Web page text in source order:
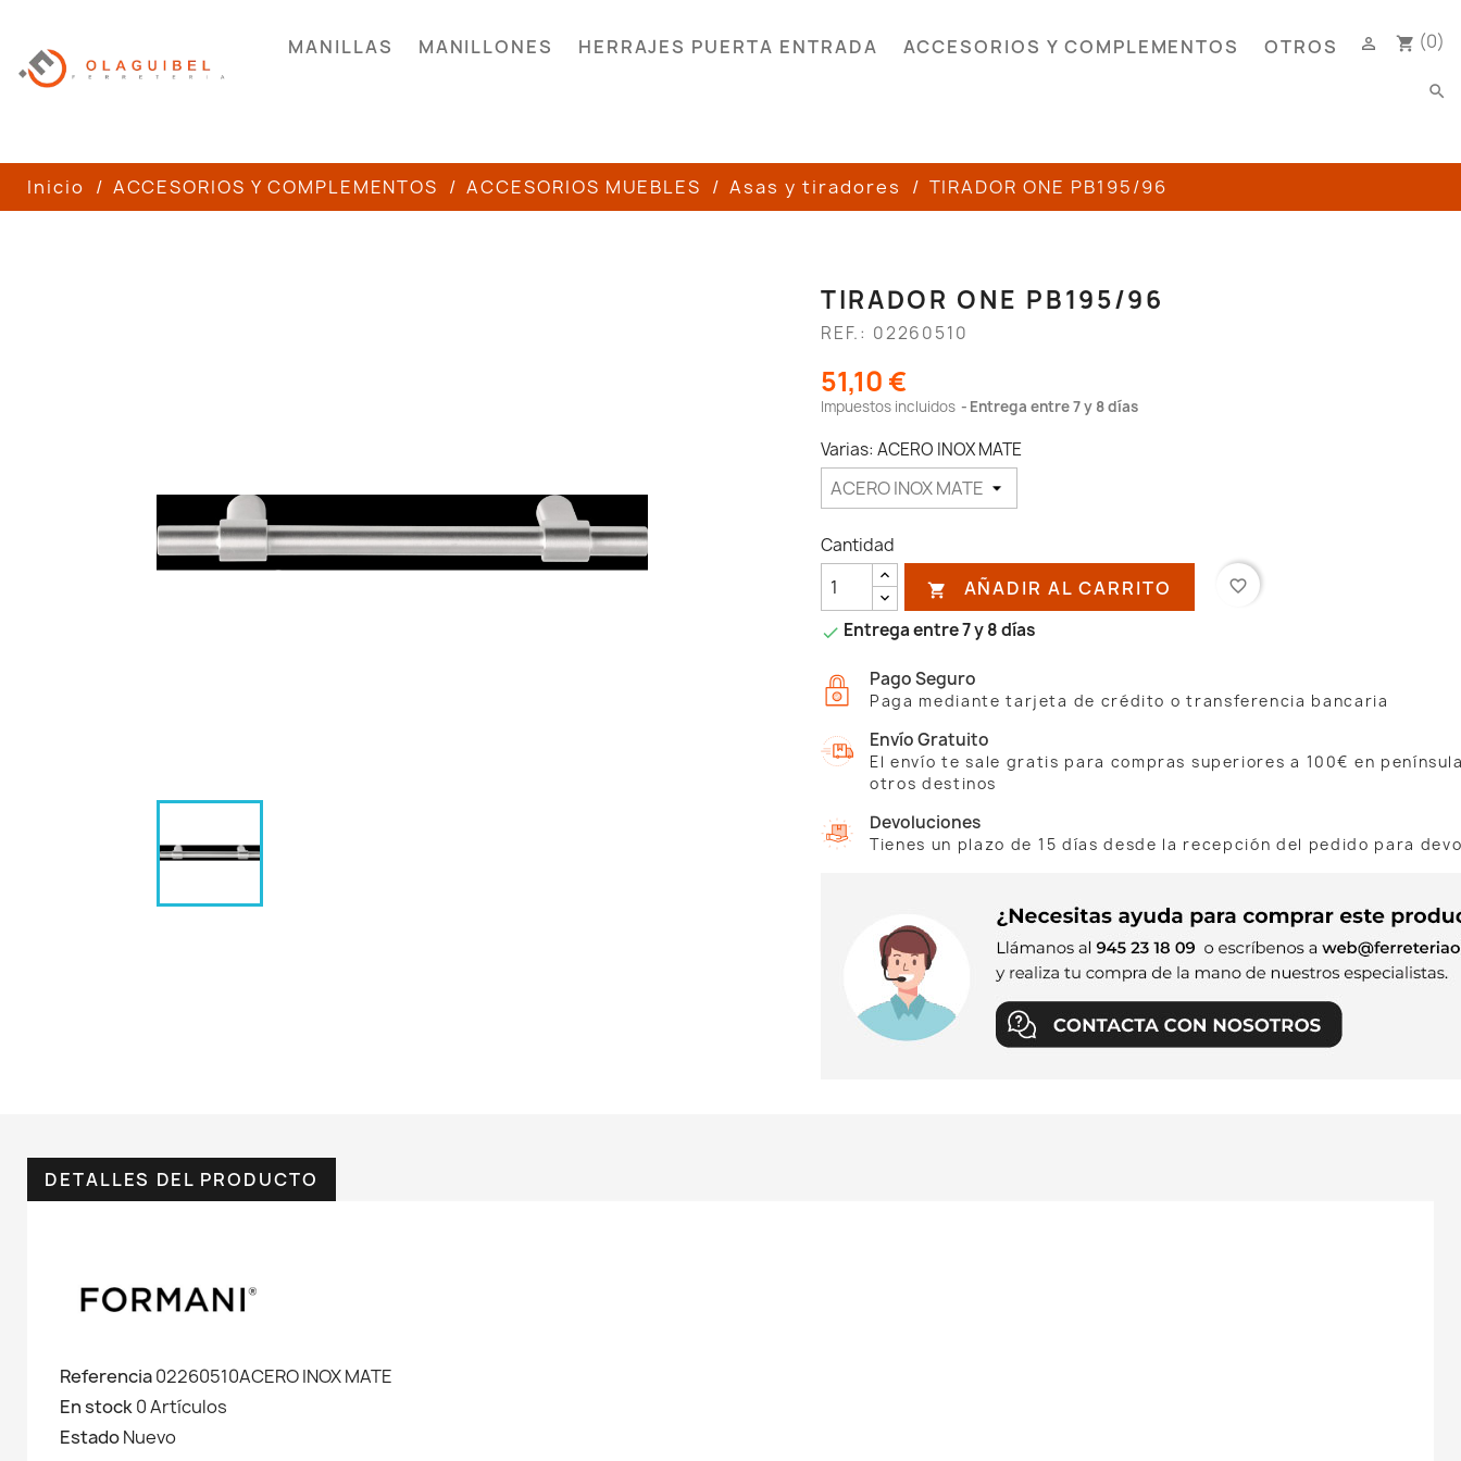
MANILLAS MANILLONES HERRAJES PUERTA ENTRADA ACCESORIOS Y COMPLEMENTOS OTROS shopping_cart (0)

search
Inicio ACCESORIOS Y COMPLEMENTOS ACCESORIOS MUEBLES Asas y tiradores TIRADOR ONE PB195/96
TIRADOR ONE PB195/96
REF.: 02260510
51,10 €
Impuestos incluidos Entrega entre 7 y 8 días
Varias: ACERO INOX MATE
Cantidad
 AÑADIR AL CARRITO favorite_border
 Entrega entre 7 y 8 días
Pago Seguro
Paga mediante tarjeta de crédito o transferencia bancaria
Envío Gratuito
El envío te sale gratis para compras superiores a 100€ en
otros destinos
Devoluciones
Tienes un plazo de 15 días desde la recepción del pedido para
DETALLES DEL PRODUCTO
Referencia02260510ACERO INOX MATE
En stock0 Artículos
EstadoNuevo